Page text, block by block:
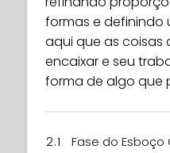
formas e definindo
aqui que as coisas
encaixar e seu
forma de algo que
2.1 Fase do Esboço